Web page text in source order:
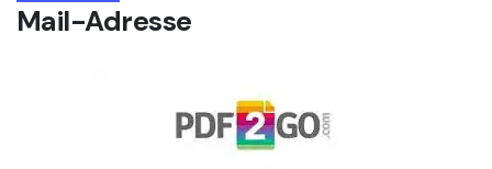
Mail-Adresse